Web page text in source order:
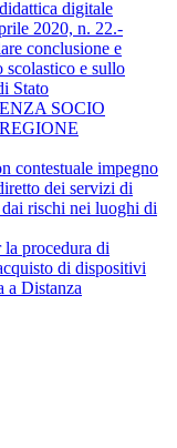
digitale
2020, n. 22.-
conclusione e
scolastico e sullo
Stato
SOCIO
contestuale impegno
dei servizi di
rischi nei luoghi di
la procedura di
di dispositivi
a Distanza